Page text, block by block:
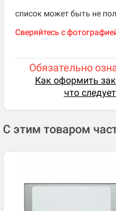
список может быть не
Сверяйтесь с
Обязательно
Как оформить
что
С этим товаром